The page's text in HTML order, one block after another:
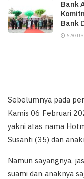
Bank
Bank
6
Sebelumnya pada
Kamis 06 Februari
yakni atas nama
Susanti (35) dan
Namun sayangnya,
suami dan anaknya